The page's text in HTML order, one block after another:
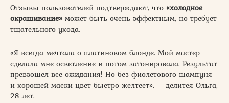
Отзывы пользователей подтверждают, что «холодное
окрашивание» может быть очень эффектным, но требует
тщательного ухода.
«Я всегда мечтала о платиновом блонде. Мой мастер
сделала мне осветление и потом затонировала. Результат
превзошел все ожидания! Но без фиолетового шампуня
и хорошей маски цвет быстро желтеет», – делится Ольга,
28 лет.